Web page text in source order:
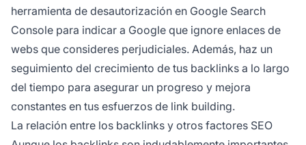
herramienta de desautorización en Google Search
Console para indicar a Google que ignore enlaces de
webs que consideres perjudiciales. Además, haz un
seguimiento del crecimiento de tus backlinks a lo largo
del tiempo para asegurar un progreso y mejora
constantes en tus esfuerzos de link building.
La relación entre los backlinks y otros factores SEO